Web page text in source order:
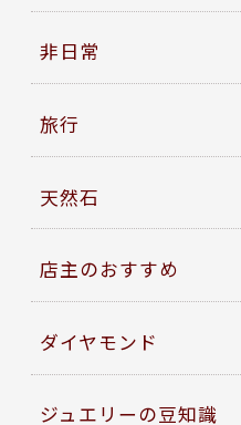
非日常
旅行
天然石
店主のおすすめ
ダイヤモンド
ジュエリーの豆知識